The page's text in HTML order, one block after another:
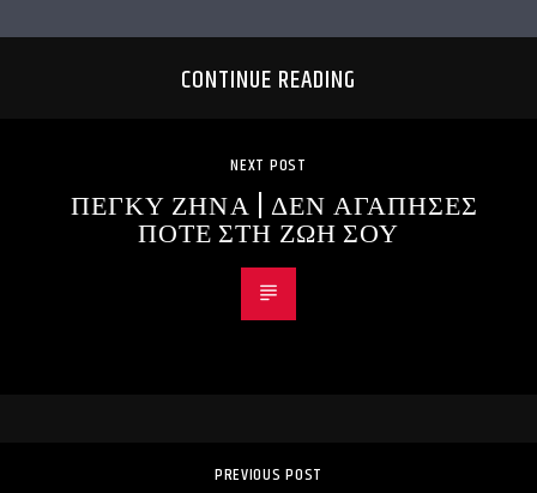
CONTINUE READING
NEXT POST
ΠΕΓΚΥ ΖΗΝΑ | ΔΕΝ ΑΓΑΠΗΣΕΣ
ΠΟΤΕ ΣΤΗ ΖΩΗ ΣΟΥ
PREVIOUS POST